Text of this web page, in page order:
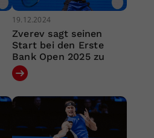
19.12.2024
Zverev sagt seinen
Start bei den Erste
Bank Open 2025 zu